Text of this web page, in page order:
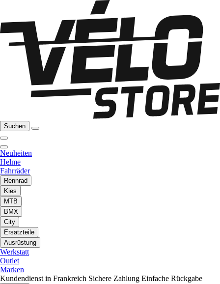
Suchen
Neuheiten
Helme
Fahrräder
Rennrad
Kies
MTB
BMX
City
Ersatzteile
Ausrüstung
Werkstatt
Outlet
Marken
Kundendienst in Frankreich Sichere Zahlung Einfache Rückgabe